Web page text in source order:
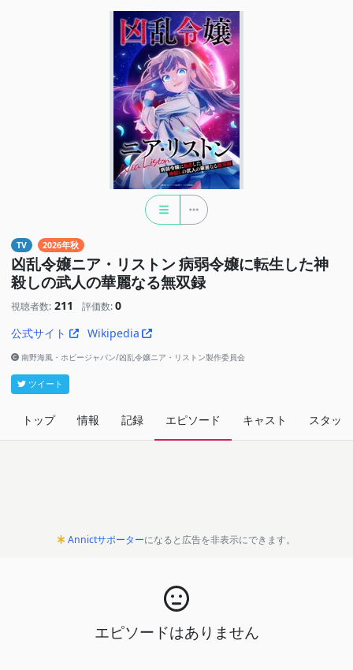
TV 2026年秋
凶乱令嬢ニア・リストン 病弱令嬢に転生した神
殺しの武人の華麗なる無双録
視聴者数: 211 評価数: 0
公式サイト
Wikipedia
南野海風・ホビージャパン/凶乱令嬢ニア・リストン製作委員会
ツイート
トップ 情報 記録 エピソード キャスト スタッフ
Annictサポーターになると広告を非表示にできます。
エピソードはありません